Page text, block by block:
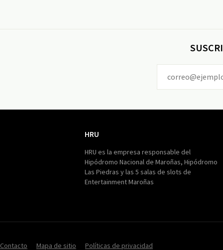
HRU
HRU es la empresa responsable del
Hipódromo Nacional de Maroñas, Hipódromo
Las Piedras y las 5 salas de slots de
Entertainment Maroñas
Contacto Mapa de sitio Políticas de privacidad